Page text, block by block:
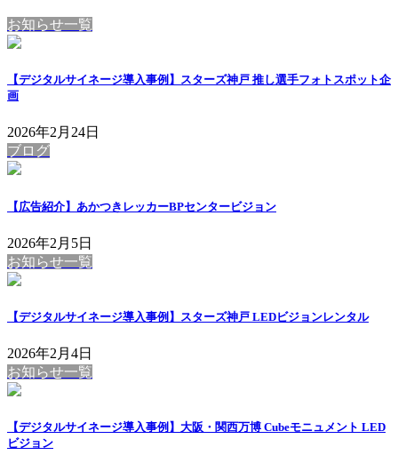
お知らせ一覧
【デジタルサイネージ導入事例】スターズ神戸 推し選手フォトスポット企
画
2026年2月24日
ブログ
【広告紹介】あかつきレッカーBPセンタービジョン
2026年2月5日
お知らせ一覧
【デジタルサイネージ導入事例】スターズ神戸 LEDビジョンレンタル
2026年2月4日
お知らせ一覧
【デジタルサイネージ導入事例】大阪・関西万博 Cubeモニュメント LED
ビジョン